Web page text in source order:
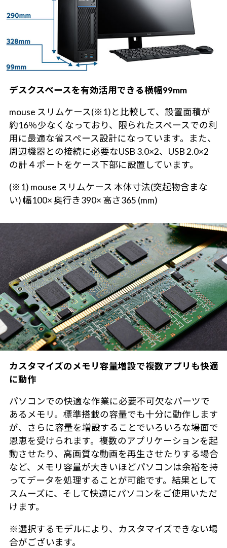
デスクスペースを有効活用できる横幅99mm
mouse スリムケース(※1)と比較して、設置面積が
約16％少なくなっており、限られたスペースでの利
用に最適な省スペース設計になっています。また、
周辺機器との接続に必要なUSB 3.0×2、USB 2.0×2
の計４ポートをケース下部に設置しています。
(※1) mouse スリムケース 本体寸法(突起物含まな
い) 幅100× 奥行き390× 高さ365 (mm)
カスタマイズのメモリ容量増設で複数アプリも快適
に動作
パソコンでの快適な作業に必要不可欠なパーツで
あるメモリ。標準搭載の容量でも十分に動作します
が、さらに容量を増設することでいろいろな場面で
恩恵を受けられます。複数のアプリケーションを起
動させたり、高画質な動画を再生させたりする場合
など、メモリ容量が大きいほどパソコンは余裕を持
ってデータを処理することが可能です。結果として
スムーズに、そして快適にパソコンをご使用いただ
けます。
※選択するモデルにより、カスタマイズできない場
合がございます。